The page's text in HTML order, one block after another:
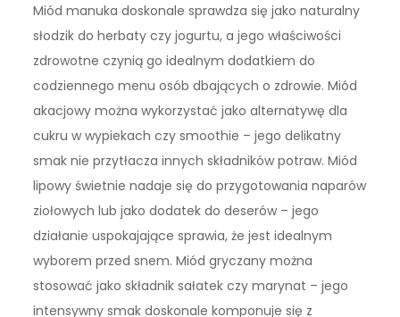
Miód manuka doskonale sprawdza się jako naturalny
słodzik do herbaty czy jogurtu, a jego właściwości
zdrowotne czynią go idealnym dodatkiem do
codziennego menu osób dbających o zdrowie. Miód
akacjowy można wykorzystać jako alternatywę dla
cukru w wypiekach czy smoothie – jego delikatny
smak nie przytłacza innych składników potraw. Miód
lipowy świetnie nadaje się do przygotowania naparów
ziołowych lub jako dodatek do deserów – jego
działanie uspokajające sprawia, że jest idealnym
wyborem przed snem. Miód gryczany można
stosować jako składnik sałatek czy marynat – jego
intensywny smak doskonale komponuje się z